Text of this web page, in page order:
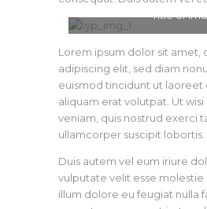
Title of
Lorem ipsum dolor sit amet,
adipiscing elit, sed diam
euismod tincidunt ut laoreet
aliquam erat volutpat. Ut
veniam, quis nostrud exerci
ullamcorper suscipit lobortis.
Duis autem vel eum iriure
vulputate velit esse molestie
illum dolore eu feugiat nulla